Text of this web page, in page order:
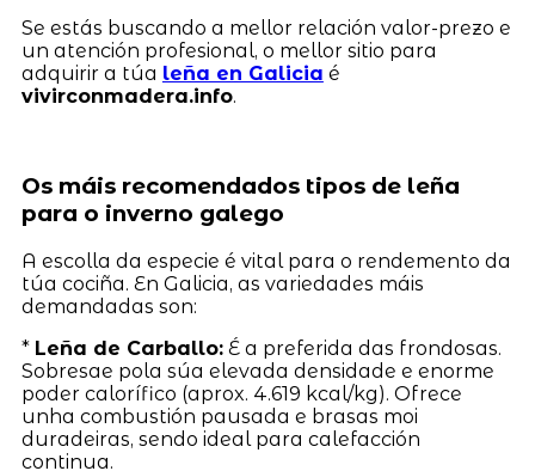
Se estás buscando a mellor relación valor-prezo e
un atención profesional, o mellor sitio para
adquirir a túa leña en Galicia é
vivirconmadera.info.
Os máis recomendados tipos de leña
para o inverno galego
A escolla da especie é vital para o rendemento da
túa cociña. En Galicia, as variedades máis
demandadas son:
* Leña de Carballo:É a preferida das frondosas.
Sobresae pola súa elevada densidade e enorme
poder calorífico (aprox. 4.619 kcal/kg). Ofrece
unha combustión pausada e brasas moi
duradeiras, sendo ideal para calefacción
continua.